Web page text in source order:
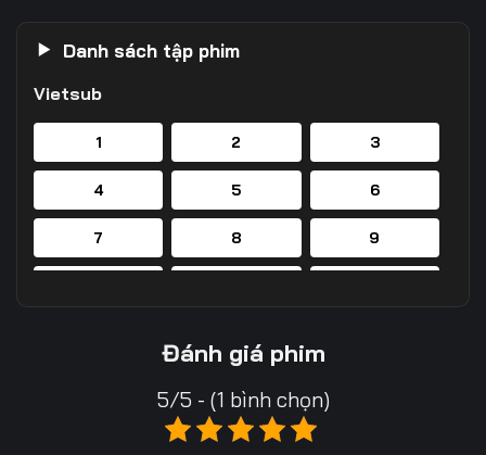
Danh sách tập phim
Vietsub
1 2 3
4 5 6
7 8 9
20
Đánh giá phim
5/5 - (1 bình chọn)